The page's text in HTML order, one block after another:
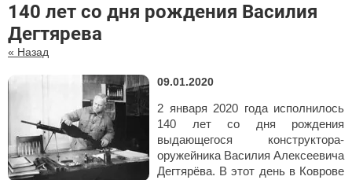
140 лет со дня рождения Василия
Дегтярева
« Назад
09.01.2020
2 января 2020 года исполнилось
140 лет со дня рождения
выдающегося конструктора-
оружейника Василия Алексеевича
Дегтярёва. В этот день в Коврове